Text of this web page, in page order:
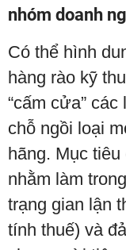
nhóm doanh
Có thể hình
hàng rào kỹ
“cấm cửa”
chỗ ngồi loại
hãng. Mục tiêu
nhằm làm
trạng gian lận
tính thuế) và